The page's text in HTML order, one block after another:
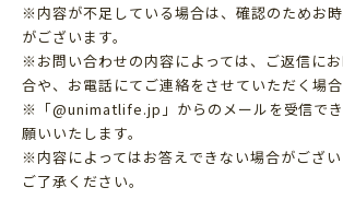
※内容が不足している場合は、確認のためお
がございます。
※お問い合わせの内容によっては、ご返信に
合や、お電話にてご連絡をさせていただく場合
※「@unimatlife.jp」からのメールを受信で
願いいたします。
※内容によってはお答えできない場合がござ
ご了承ください。